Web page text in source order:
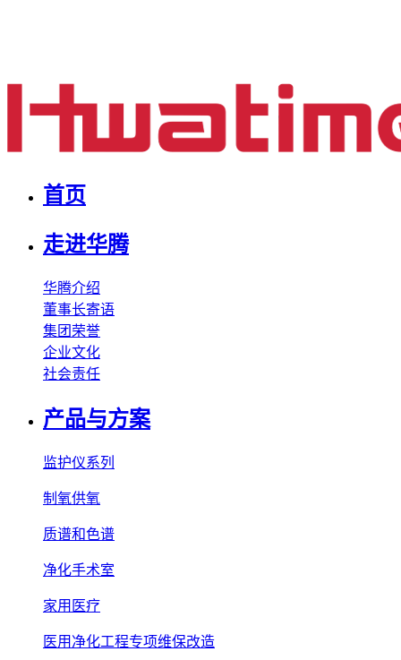
首页
走进华腾
华腾介绍
董事长寄语
集团荣誉
企业文化
社会责任
产品与方案
监护仪系列
制氧供氧
质谱和色谱
净化手术室
家用医疗
医用净化工程专项维保改造